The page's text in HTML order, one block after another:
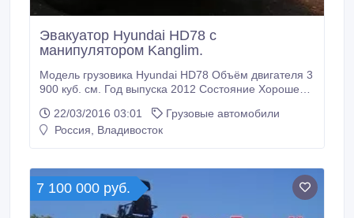
Эвакуатор Hyundai HD78 с
манипулятором Kanglim.
Модель грузовика Hyundai HD78 Объём двигателя 3
900 куб. см. Год выпуска 2012 Состояние Хорошее
кг. Тип Бортовой грузовик с манипулятором Привод
4x2 Трансмиссия Механическая Топливо Дизель
22/03/2016 03:01
Грузовые автомобили
Россия, Владивосток
7 100 000 руб.